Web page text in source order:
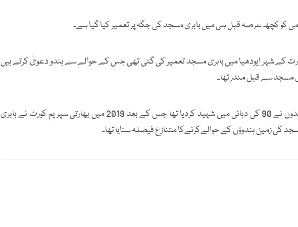
کو کچھ عرصہ قبل ہی میں بابری مسجد کی جگہ پر تعمیر کیا گیا ہے۔
کے شہر ایودھیا میں بابری مسجد تعمیر کی گئی تھی جس کے حوالے سے ہندو دعویٰ کرتے ہیں
مسجد سے قبل مندر تھا۔
تاریخی بابری مسجد کو ہندو انتہا پسندوں نے 90 کی دہائی میں شہید کردیا تھا جس کے بعد 2019 میں بھارتی سپریم کورٹ نے بابری
زمین ہندوؤں کے حوالےکرنےکا متنازع فیصلہ سنایا تھا۔